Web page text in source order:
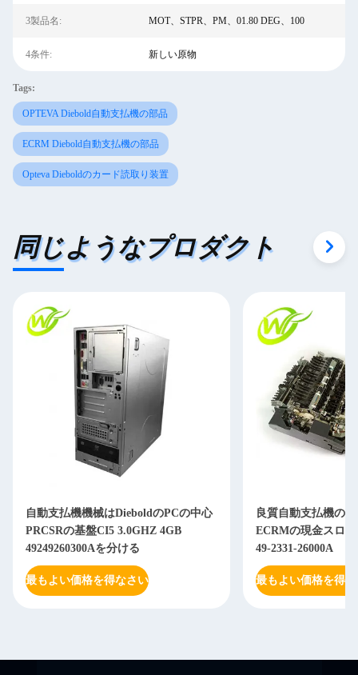
3製品名: MOT、STPR、PM、01.80 DEG、100
4条件: 新しい原物
Tags:
OPTEVA Diebold自動支払機の部品
ECRM Diebold自動支払機の部品
Opteva Dieboldのカード読取り装置
同じようなプロダクト
自動支払機機械はDieboldのPCの中心
PRCSRの基盤CI5 3.0GHZ 4GB
49249260300Aを分ける
最もよい価格を得なさい
良質自動支払機の
ECRMの現金スロッ
49-2331-26000A
最もよい価格を得